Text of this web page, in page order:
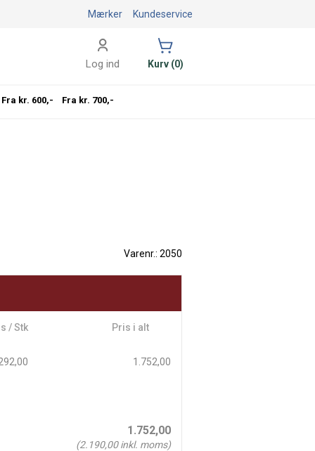
Varenr.: 2050
/ Stk Pris i alt
1.752,00
1.752,00
(2.190,00inkl. moms)
Kundeservice
Mærker
Log ind Kurv (0)
Fra kr. 600,- Fra kr. 700,-